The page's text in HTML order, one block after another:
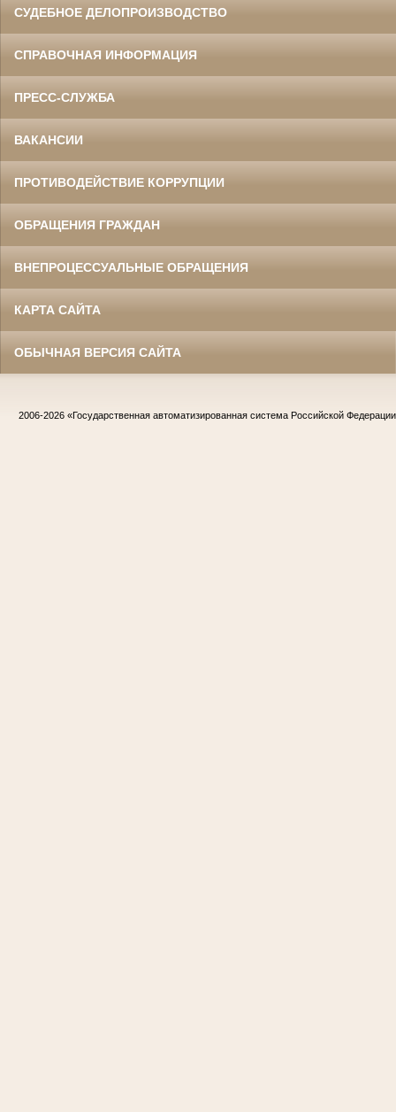
СУДЕБНОЕ ДЕЛОПРОИЗВОДСТВО
СПРАВОЧНАЯ ИНФОРМАЦИЯ
ПРЕСС-СЛУЖБА
ВАКАНСИИ
ПРОТИВОДЕЙСТВИЕ КОРРУПЦИИ
ОБРАЩЕНИЯ ГРАЖДАН
ВНЕПРОЦЕССУАЛЬНЫЕ ОБРАЩЕНИЯ
КАРТА САЙТА
ОБЫЧНАЯ ВЕРСИЯ САЙТА
2006-2026 «Государственная автоматизированная система Российской